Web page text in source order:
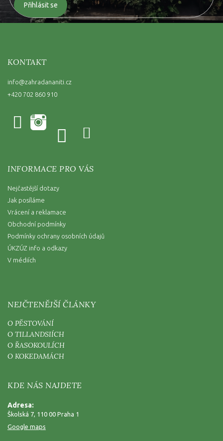
Přihlásit se
KONTAKT
info@zahradananiti.cz
+420 702 860 910
INFORMACE PRO VÁS
Nejčastější dotazy
Jak posíláme
Vrácení a reklamace
Obchodní podmínky
Podmínky ochrany osobních údajů
ÚKZÚZ info a odkazy
V médiích
NEJČTENĚJŠÍ ČLÁNKY
O PĚSTOVÁNÍ
O TILLANDSIÍCH
O ŘASOKOULÍCH
O KOKEDAMÁCH
KDE NÁS NAJDETE
Adresa:
Školská 7, 110 00 Praha 1
Google maps